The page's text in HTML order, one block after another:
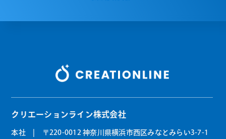
クリエーションライン株式会社
本社 | 〒220-0012 神奈川県横浜市西区みなとみらい3-7-1